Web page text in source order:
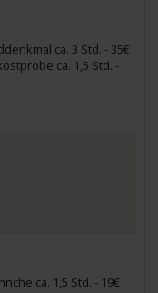
ca. 3 Std. - 35€
ca. 1,5 Std. -
ca. 1,5 Std. - 19€